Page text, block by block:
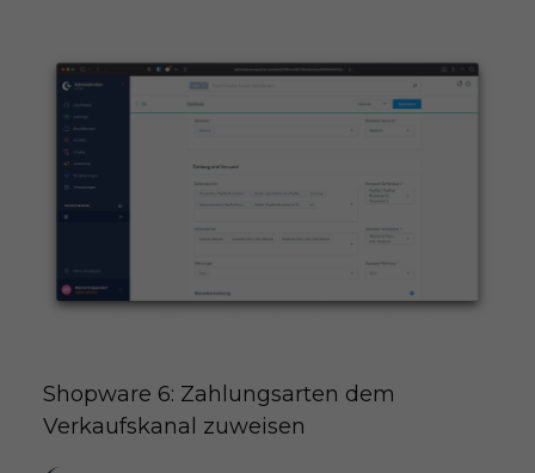
Shopware 6: Zahlungsarten dem
Verkaufskanal zuweisen